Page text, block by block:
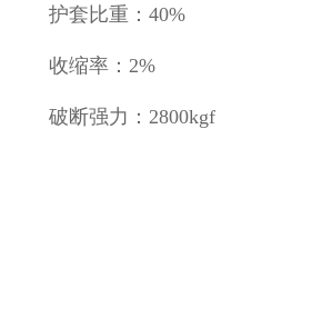
护套比重： 40%
收缩率： 2%
破断强力： 2800kgf